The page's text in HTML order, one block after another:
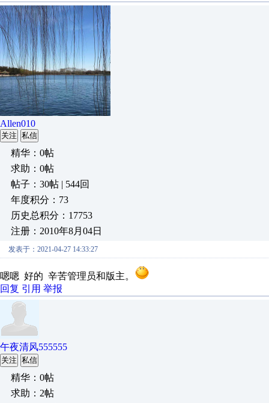
Allen010
关注 私信
精华：0帖
求助：0帖
帖子：30帖 | 544回
年度积分：73
历史总积分：17753
注册：2010年8月04日
发表于：2021-04-27 14:33:27
嗯嗯 好的 辛苦管理员和版主。
回复 引用 举报
午夜清风555555
关注 私信
精华：0帖
求助：2帖